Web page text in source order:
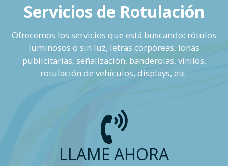
Servicios de Rotulación
Ofrecemos los servicios que está buscando: rótulos
luminosos o sin luz, letras corpóreas, lonas
publicitarias, señalización, banderolas, vinilos,
rotulación de vehículos, displays, etc.
LLAME AHORA